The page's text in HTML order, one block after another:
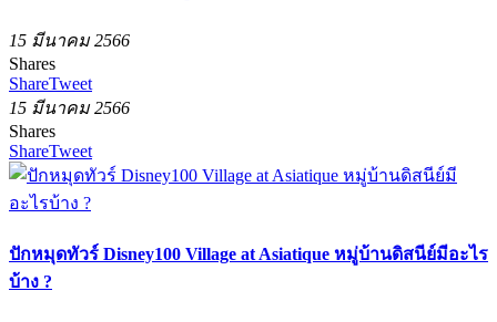
15 มีนาคม 2566
Shares
ShareTweet
15 มีนาคม 2566
Shares
ShareTweet
ปักหมุดทัวร์ Disney100 Village at Asiatique หมู่บ้านดิสนีย์มีอะไร
บ้าง ?